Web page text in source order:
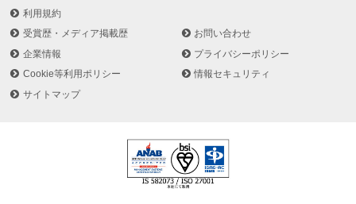
利用規約
受賞歴・メディア掲載歴
お問い合わせ
企業情報
プライバシーポリシー
Cookie等利用ポリシー
情報セキュリティ
サイトマップ